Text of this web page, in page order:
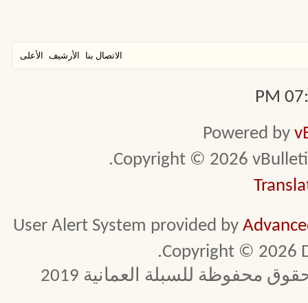
الاتصال بنا الأرشيف الأعلى
Powered by
Copyright © 2026
User Alert System provided by
Copyright © 2026
محفوظة للسبلة العمانية 2019